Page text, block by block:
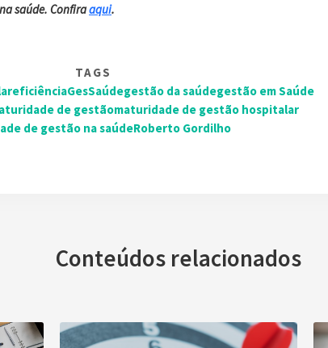
saúde. Confiraaqui.
TAGS
eficiênciaGesSaúdegestão da saúdegestão em Saúde
de gestãomaturidade de gestão hospitalar
de gestão na saúdeRoberto Gordilho
Conteúdos relacionados